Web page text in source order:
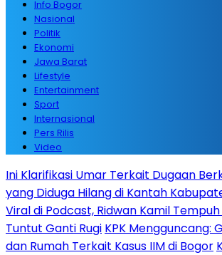
Info Bogor
Nasional
Politik
Ekonomi
Jawa Barat
Lifestyle
Entertainment
Sport
Internasional
Pers Rilis
Video
Ini Klarifikasi Umar Terkait Dugaan
yang Diduga Hilang di Kantah
Viral di Podcast, Ridwan Kamil
Tuntut Ganti Rugi KPK Mengguncang:
dan Rumah Terkait Kasus IIM di Bogor